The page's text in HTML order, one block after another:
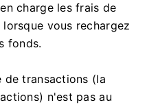
charge les frais de
vous rechargez
fonds.
de transactions (la
n'est pas au